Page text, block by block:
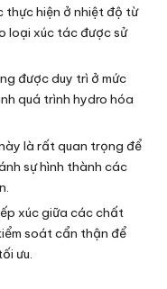
thực hiện ở nhiệt độ từ
loại xúc tác được sử
được duy trì ở mức
quá trình hydro hóa
là rất quan trọng để
sự hình thành các
xúc giữa các chất
soát cẩn thận để
ưu.